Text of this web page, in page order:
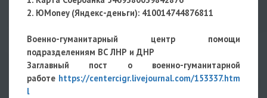
2. ЮMoney (Яндекс-деньги): 410014744876811
Военно-гуманитарный центр помощи
подразделениям ВС ЛНР и ДНР
Заглавный пост о военно-гуманитарной
работе https://centercigr.livejournal.com/153337.htm
l